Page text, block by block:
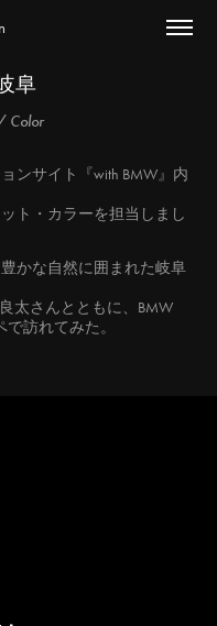
阜
Color
ンサイト『with BMW』内
ト・カラーを担当しまし
かな自然に囲まれた岐阜
太さんとともに、BMW
訪れてみた。